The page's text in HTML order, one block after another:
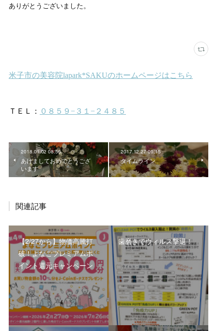
ありがとうございました。
2018.01.02 08:56
あけましておめでとうござ
います
2017.12.27 00:15
タイムライン
関連記事
【2/27から】物価高騰打
破！よなごプレミアムポ
イント還元キャンペーン
歯磨きでウィルス撃退！